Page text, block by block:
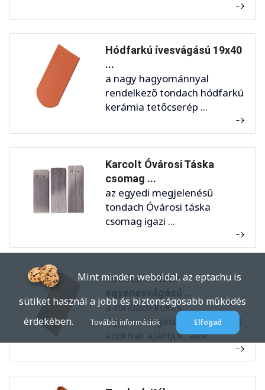
Hódfarkú ívesvágású 19x40
...
a nagy hagyománnyal
rendelkező tondach hódfarkú
kerámia tetőcserép ...
Karcolt Óvárosi Táska
csomag ...
az egyedi megjelenésű
tondach Óvárosi táska
csomag igazi ...
Tondach Kékes
a tondach kékes
egyenesvágású tetőcserepet
azoknak ajánljuk, akik ...
Mint minden weboldal, az eptar.hu is
sütiket használ a jobb és biztonságosabb működés
érdekében.
További információk Elfogad